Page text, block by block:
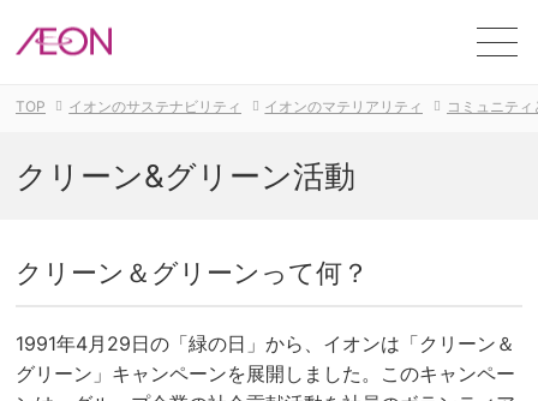
TOP イオンのサステナビリティ イオンのマテリアリティ コミュニティ
クリーン&グリーン活動
クリーン＆グリーンって何？
1991年4月29日の「緑の日」から、イオンは「クリーン＆
グリーン」キャンペーンを展開しました。このキャンペー